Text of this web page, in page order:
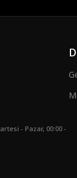
- Pazar, 00:00 -